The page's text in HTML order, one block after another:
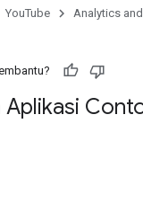
YouTube
Analytics